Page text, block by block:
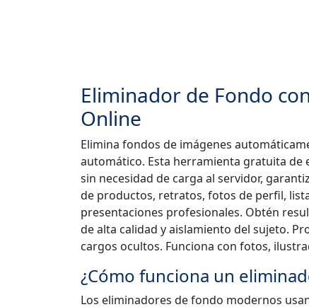
Eliminador de Fondo
Online
Elimina fondos de imágenes
automático. Esta herramienta gratuita
sin necesidad de carga al servidor,
de productos, retratos, fotos de perfil,
presentaciones profesionales. Obtén
de alta calidad y aislamiento del sujeto.
cargos ocultos. Funciona con fotos,
¿Cómo funciona un
Los eliminadores de fondo modernos